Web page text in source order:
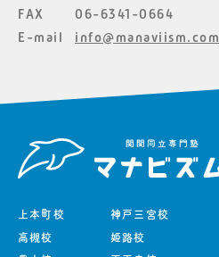
FAX
06-6341-0664
E-mail
info@manaviism.com
上本町校
高槻校
神戸三宮校
姫路校